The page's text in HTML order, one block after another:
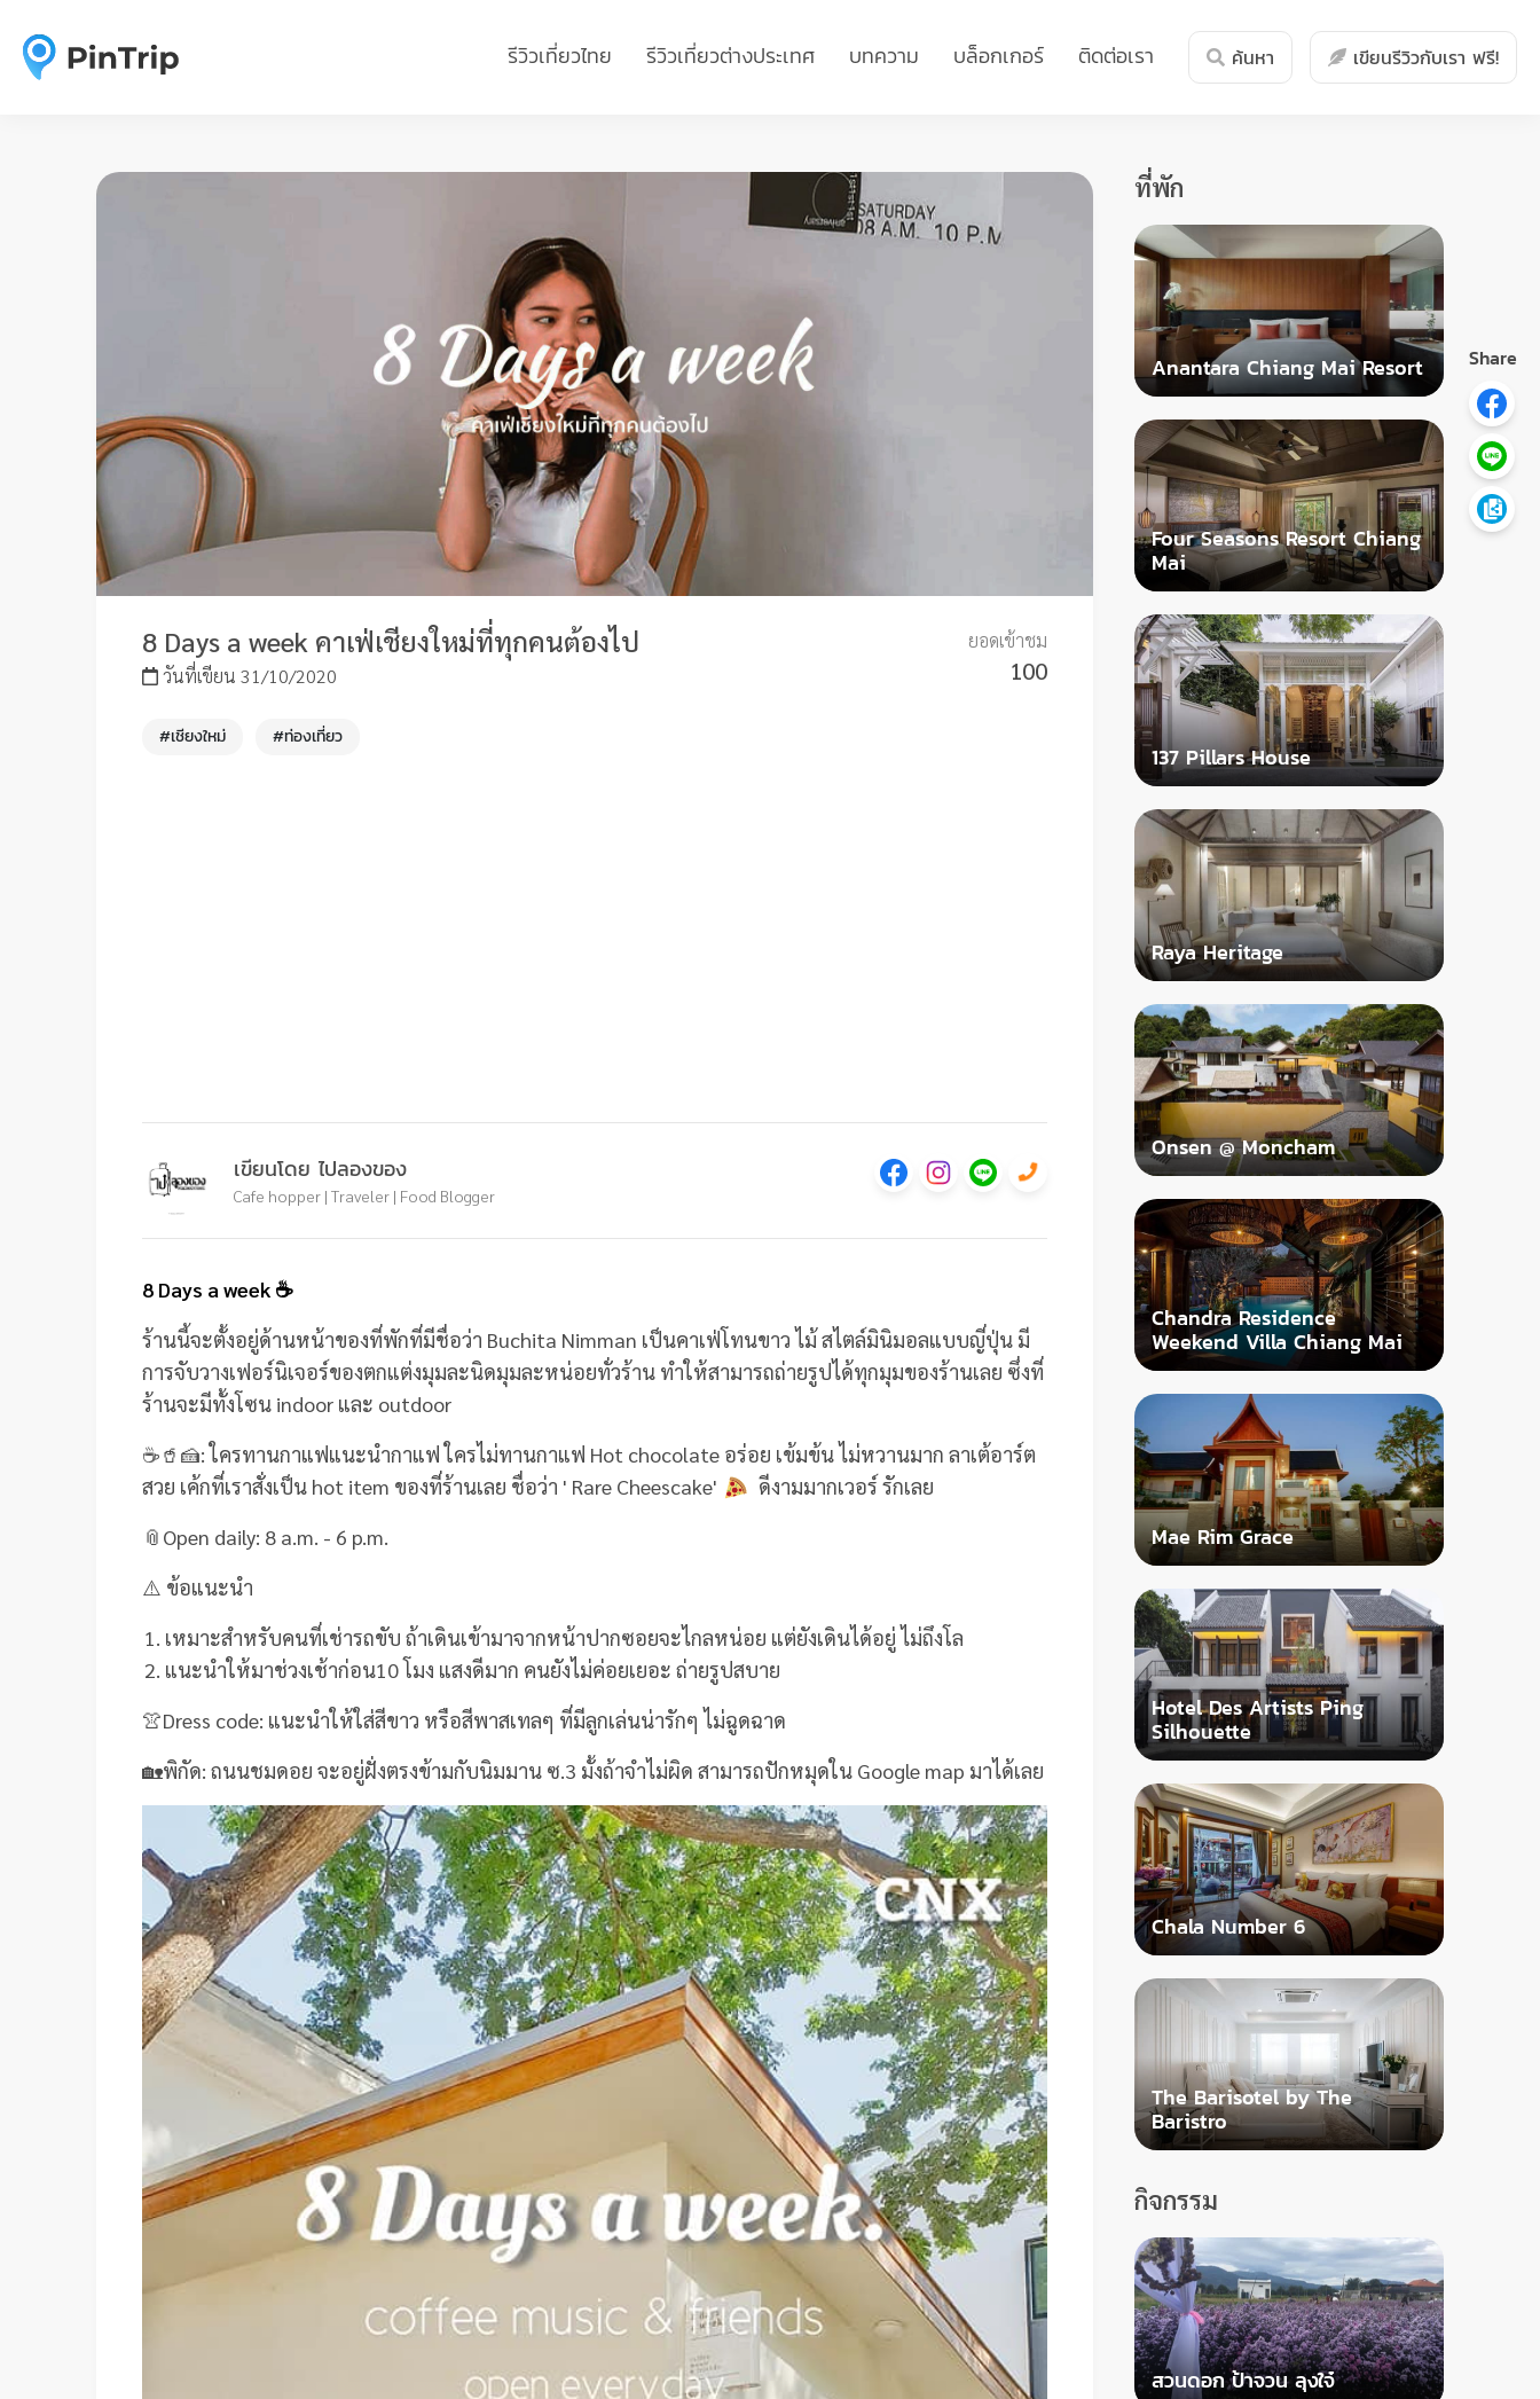
รีวิวเที่ยวไทย รีวิวเที่ยวต่างประเทศ บทความ บล็อกเกอร์ ติดต่อเรา ค้นหา เขียนรีวิวกับเรา ฟรี!
Share
8 Days a week คาเฟ่เชียงใหม่ที่ทุกคนต้องไป
วันที่เขียน 31/10/2020
ยอดเข้าชม
100
#เชียงใหม่ #ท่องเที่ยว
เขียนโดย ไปลองของ
Cafe hopper | Traveler | Food Blogger
8 Days a week ☕
ร้านนี้จะตั้งอยู่ด้านหน้าของที่พักที่มีชื่อว่า Buchita Nimman เป็นคาเฟ่โทนขาว ไม้ สไตล์มินิมอลแบบญี่ปุ่น มี
การจับวางเฟอร์นิเจอร์ของตกแต่งมุมละนิดมุมละหน่อยทั่วร้าน ทำให้สามารถถ่ายรูปได้ทุกมุมของร้านเลย ซึ่งที่
ร้านจะมีทั้งโซน indoor และ outdoor
☕🥤🍰: ใครทานกาแฟแนะนำกาแฟ ใครไม่ทานกาแฟ Hot chocolate อร่อย เข้มข้น ไม่หวานมาก ลาเต้อาร์ต
สวย เค้กที่เราสั่งเป็น hot item ของที่ร้านเลย ชื่อว่า ' Rare Cheescake'
ดีงามมากเวอร์ รักเลย
📎Open daily: 8 a.m. - 6 p.m.
⚠️ ข้อแนะนำ
เหมาะสำหรับคนที่เช่ารถขับ ถ้าเดินเข้ามาจากหน้าปากซอยจะไกลหน่อย แต่ยังเดินได้อยู่ ไม่ถึงโล
แนะนำให้มาช่วงเช้าก่อน10 โมง แสงดีมาก คนยังไม่ค่อยเยอะ ถ่ายรูปสบาย
👚Dress code: แนะนำให้ใส่สีขาว หรือสีพาสเทลๆ ที่มีลูกเล่นน่ารักๆ ไม่ฉูดฉาด
🏡พิกัด: ถนนชมดอย จะอยู่ฝั่งตรงข้ามกับนิมมาน ซ.3 มั้งถ้าจำไม่ผิด สามารถปักหมุดใน Google map มาได้เลย
ที่พัก
Anantara Chiang Mai Resort
Four Seasons Resort Chiang
Mai
137 Pillars House
Raya Heritage
Onsen @ Moncham
Chandra Residence
Weekend Villa Chiang Mai
Mae Rim Grace
Hotel Des Artists Ping
Silhouette
Chala Number 6
The Barisotel by The
Baristro
กิจกรรม
สวนดอก ป้าจวน ลุงใจ๋